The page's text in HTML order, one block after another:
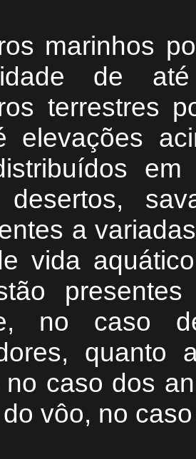
marinhos
de
terrestres
elevações
desertos,
a
vida
no caso
quanto
no caso dos
vôo, no